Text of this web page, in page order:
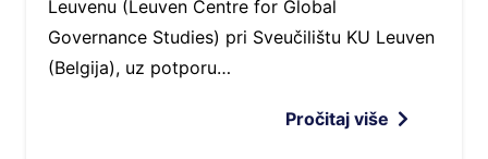
Leuvenu (Leuven Centre for Global
Governance Studies) pri Sveučilištu KU Leuven
(Belgija), uz potporu…
Pročitaj više